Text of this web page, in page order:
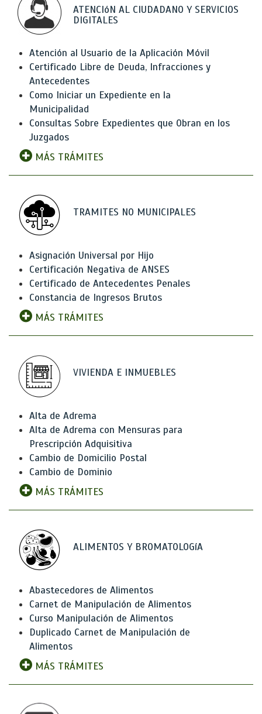
ATENCIóN AL CIUDADANO Y SERVICIOS
DIGITALES
Atención al Usuario de la Aplicación Móvil
Certificado Libre de Deuda, Infracciones y
Antecedentes
Como Iniciar un Expediente en la
Municipalidad
Consultas Sobre Expedientes que Obran en los
Juzgados
MÁS TRÁMITES
TRAMITES NO MUNICIPALES
Asignación Universal por Hijo
Certificación Negativa de ANSES
Certificado de Antecedentes Penales
Constancia de Ingresos Brutos
MÁS TRÁMITES
VIVIENDA E INMUEBLES
Alta de Adrema
Alta de Adrema con Mensuras para
Prescripción Adquisitiva
Cambio de Domicilio Postal
Cambio de Dominio
MÁS TRÁMITES
ALIMENTOS Y BROMATOLOGíA
Abastecedores de Alimentos
Carnet de Manipulación de Alimentos
Curso Manipulación de Alimentos
Duplicado Carnet de Manipulación de
Alimentos
MÁS TRÁMITES